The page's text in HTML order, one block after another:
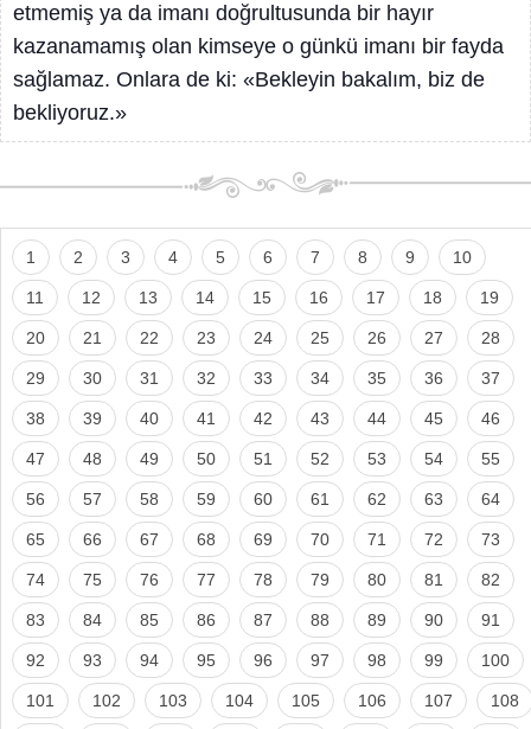
etmemiş ya da imanı doğrultusunda bir hayır
kazanamamış olan kimseye o günkü imanı bir fayda
sağlamaz. Onlara de ki: «Bekleyin bakalım, biz de
bekliyoruz.»
1 2 3 4 5 6 7 8 9 10
11 12 13 14 15 16 17 18 19
20 21 22 23 24 25 26 27 28
29 30 31 32 33 34 35 36 37
38 39 40 41 42 43 44 45 46
47 48 49 50 51 52 53 54 55
56 57 58 59 60 61 62 63 64
65 66 67 68 69 70 71 72 73
74 75 76 77 78 79 80 81 82
83 84 85 86 87 88 89 90 91
92 93 94 95 96 97 98 99 100
101 102 103 104 105 106 107 108